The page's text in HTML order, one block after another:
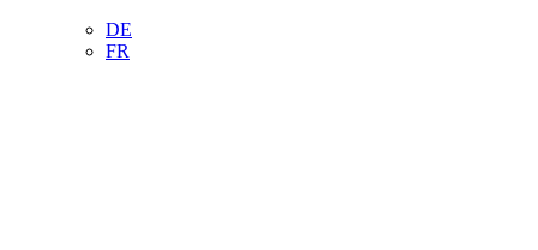
DE
FR